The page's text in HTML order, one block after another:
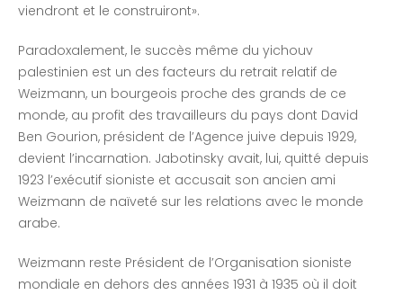
viendront et le construiront».
Paradoxalement, le succès même du yichouv
palestinien est un des facteurs du retrait relatif de
Weizmann, un bourgeois proche des grands de ce
monde, au profit des travailleurs du pays dont David
Ben Gourion, président de l’Agence juive depuis 1929,
devient l’incarnation. Jabotinsky avait, lui, quitté depuis
1923 l’exécutif sioniste et accusait son ancien ami
Weizmann de naïveté sur les relations avec le monde
arabe.
Weizmann reste Président de l’Organisation sioniste
mondiale en dehors des années 1931 à 1935 où il doit